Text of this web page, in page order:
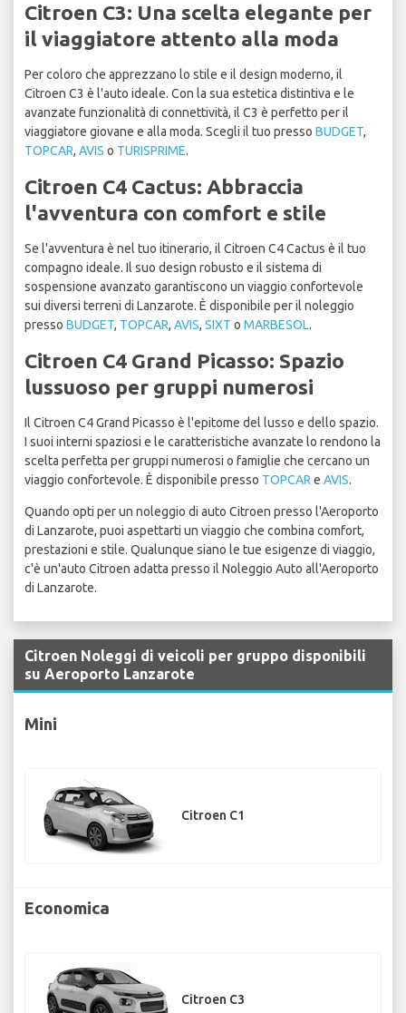
Citroen C3: Una scelta elegante per
il viaggiatore attento alla moda
Per coloro che apprezzano lo stile e il design moderno, il
Citroen C3 è l'auto ideale. Con la sua estetica distintiva e le
avanzate funzionalità di connettività, il C3 è perfetto per il
viaggiatore giovane e alla moda. Scegli il tuo presso BUDGET,
TOPCAR, AVIS o TURISPRIME.
Citroen C4 Cactus: Abbraccia
l'avventura con comfort e stile
Se l'avventura è nel tuo itinerario, il Citroen C4 Cactus è il tuo
compagno ideale. Il suo design robusto e il sistema di
sospensione avanzato garantiscono un viaggio confortevole
sui diversi terreni di Lanzarote. È disponibile per il noleggio
presso BUDGET, TOPCAR, AVIS, SIXT o MARBESOL.
Citroen C4 Grand Picasso: Spazio
lussuoso per gruppi numerosi
Il Citroen C4 Grand Picasso è l'epitome del lusso e dello spazio.
I suoi interni spaziosi e le caratteristiche avanzate lo rendono la
scelta perfetta per gruppi numerosi o famiglie che cercano un
viaggio confortevole. È disponibile presso TOPCAR e AVIS.
Quando opti per un noleggio di auto Citroen presso l'Aeroporto
di Lanzarote, puoi aspettarti un viaggio che combina comfort,
prestazioni e stile. Qualunque siano le tue esigenze di viaggio,
c'è un'auto Citroen adatta presso il Noleggio Auto all'Aeroporto
di Lanzarote.
Citroen Noleggi di veicoli per gruppo disponibili
su Aeroporto Lanzarote
Mini
Citroen C1
Economica
Citroen C3